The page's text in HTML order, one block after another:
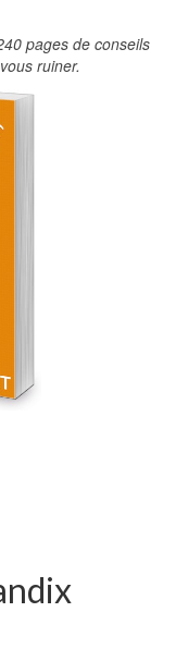
pages de conseils
ruiner.